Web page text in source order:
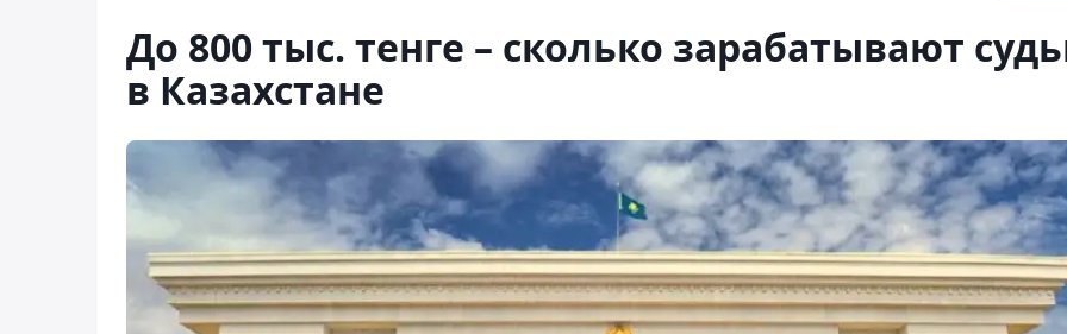
До 800 тыс. тенге – сколько зарабатывают
в Казахстане